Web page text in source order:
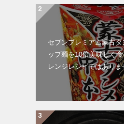
セブンプレミアム蒙古タ
ップ麺を10倍美味しく
レンジレシピではありま